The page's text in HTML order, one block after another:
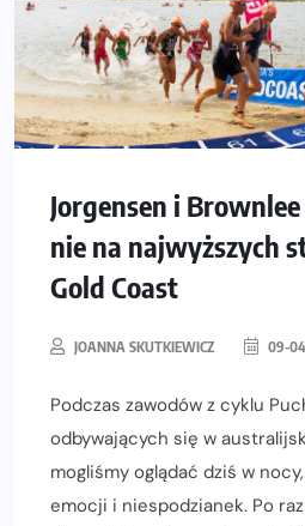
Jorgensen i
nie na najwyższych
Gold Coast
JOANNA SKUTKIEWICZ 09-
Podczas zawodów z cyklu
odbywających się w
mogliśmy oglądać dziś w
emocji i niespodzianek. Po